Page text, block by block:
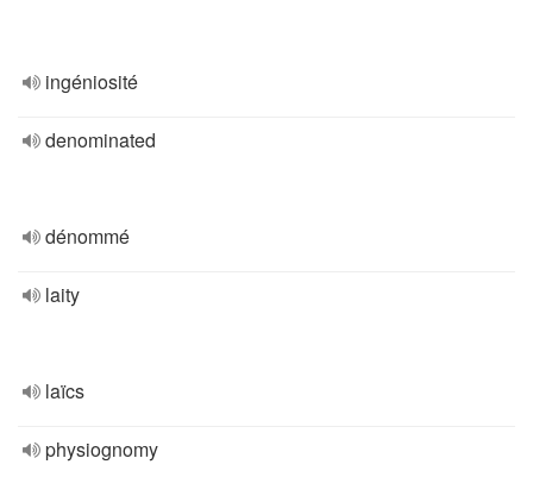
ingéniosité
denominated
dénommé
laity
laïcs
physiognomy